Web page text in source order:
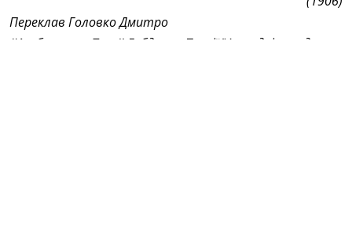
Переклав Головко Дмитро
(Из сборника: Тукай Габдулла Поезiï/Упоряд. i передм.